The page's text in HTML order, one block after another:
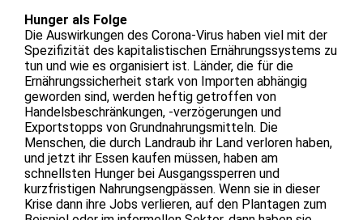
Hunger als Folge
Die Auswirkungen des Corona-Virus haben viel mit der
Spezifizität des kapitalistischen Ernährungssystems zu
tun und wie es organisiert ist. Länder, die für die
Ernährungssicherheit stark von Importen abhängig
geworden sind, werden heftig getroffen von
Handelsbeschränkungen, -verzögerungen und
Exportstopps von Grundnahrungsmitteln. Die
Menschen, die durch Landraub ihr Land verloren haben,
und jetzt ihr Essen kaufen müssen, haben am
schnellsten Hunger bei Ausgangssperren und
kurzfristigen Nahrungsengpässen. Wenn sie in dieser
Krise dann ihre Jobs verlieren, auf den Plantagen zum